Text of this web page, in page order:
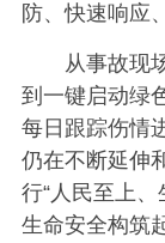
防、快速响应
从事故现
到一键启动绿
每日跟踪伤情
仍在不断延伸
行“人民至上
生命安全构筑